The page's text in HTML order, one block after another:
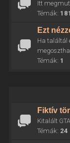
Itt
Témák: 181
Ezt
Ha találtál
Témák: 1
Fiktív
Kitalált
Témák: 24